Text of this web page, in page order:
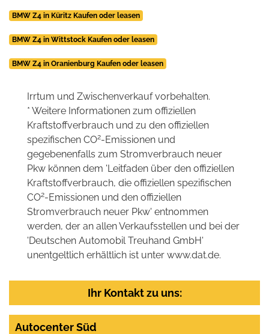
BMW Z4 in Küritz Kaufen oder leasen
BMW Z4 in Wittstock Kaufen oder leasen
BMW Z4 in Oranienburg Kaufen oder leasen
Irrtum und Zwischenverkauf vorbehalten.
* Weitere Informationen zum offiziellen
Kraftstoffverbrauch und zu den offiziellen
spezifischen CO2-Emissionen und
gegebenenfalls zum Stromverbrauch neuer
Pkw können dem 'Leitfaden über den offiziellen
Kraftstoffverbrauch, die offiziellen spezifischen
CO2-Emissionen und den offiziellen
Stromverbrauch neuer Pkw' entnommen
werden, der an allen Verkaufsstellen und bei der
'Deutschen Automobil Treuhand GmbH'
unentgeltlich erhältlich ist unter www.dat.de.
Ihr Kontakt zu uns:
Autocenter Süd